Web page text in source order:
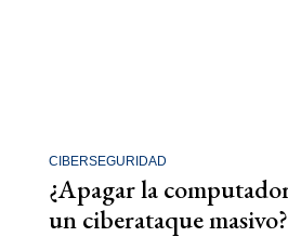
CIBERSEGURIDAD
¿Apagar la
un ciberataque masivo?